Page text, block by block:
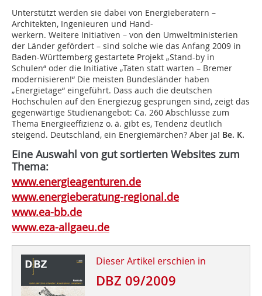
Unterstützt werden sie dabei von Energieberatern –
Architekten, Ingenieuren und Hand-
werkern. Weitere Initiativen – von den Umweltministerien
der Länder gefördert – sind solche wie das Anfang 2009 in
Baden-Württemberg gestartete Projekt „Stand-by in
Schulen“ oder die Initiative „Taten statt warten – Bremer
modernisieren!“ Die meisten Bundesländer haben
„Energietage“ eingeführt. Dass auch die deutschen
Hochschulen auf den Energiezug gesprungen sind, zeigt das
gegenwärtige Studienangebot: Ca. 260 Abschlüsse zum
Thema Energieeffizienz o. ä. gibt es, Tendenz deutlich
steigend. Deutschland, ein Energiemärchen? Aber ja! Be. K.
Eine Auswahl von gut sortierten Websites zum
Thema:
www.energieagenturen.de
www.energieberatung-regional.de
www.ea-bb.de
www.eza-allgaeu.de
Dieser Artikel erschien in
DBZ 09/2009